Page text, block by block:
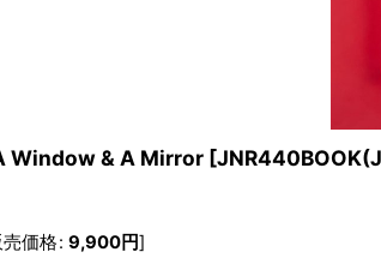
Window & A Mirror [
価格: 9,900円]